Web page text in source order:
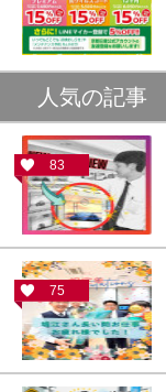
人気の記事
83
75